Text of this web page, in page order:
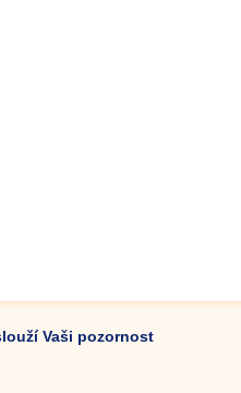
Vaši pozornost